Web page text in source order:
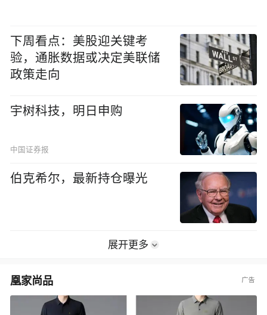
下周看点：美股迎关键考
验，通胀数据或决定美联储
政策走向
宇树科技，明日申购
中国证券报
伯克希尔，最新持仓曝光
展开更多
凰家尚品